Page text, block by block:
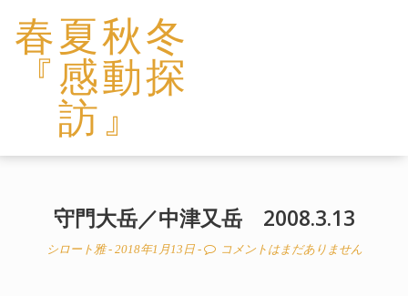
春夏秋冬
『感動探
訪』
守門大岳／中津又岳 2008.3.13
シロート雅- 2018年1月13日 - コメントはまだありません